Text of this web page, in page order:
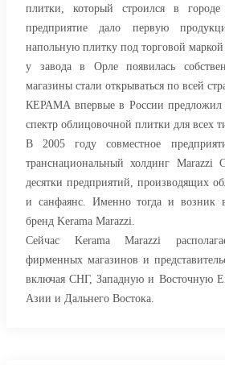
плитки, который строился в
предприятие дало первую
напольную плитку под торговой
у завода в Орле появилась
магазины стали открываться по всей
КЕРАМА впервые в России предложил
спектр облицовочной плитки для всех
В 2005 году совместное
транснациональный холдинг Marazzi
десятки предприятий, производящих
и санфаянс. Именно тогда и возник
бренд Kerama Marazzi.
Сейчас Kerama Marazzi
фирменных магазинов и
включая СНГ, Западную и Восточную
Азии и Дальнего Востока.